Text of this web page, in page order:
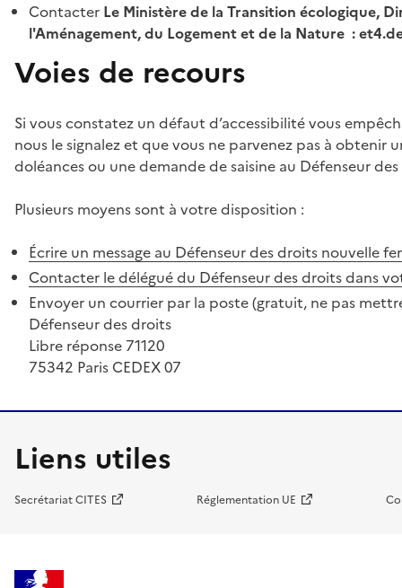
Contacter Le Ministère de la Transition écologique,
l'Aménagement, du Logement et de la Nature :
Voies de recours
Si vous constatez un défaut d’accessibilité vous
nous le signalez et que vous ne parvenez pas à
doléances ou une demande de saisine au Défenseur
Plusieurs moyens sont à votre disposition :
Écrire un message au Défenseur des droits nouvelle
Contacter le délégué du Défenseur des droits dans
Envoyer un courrier par la poste (gratuit, ne pas
Défenseur des droits
Libre réponse 71120
75342 Paris CEDEX 07
Liens utiles
Secrétariat CITES Réglementation UE